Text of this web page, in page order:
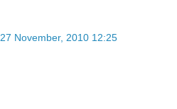
27 November, 2010 12:25